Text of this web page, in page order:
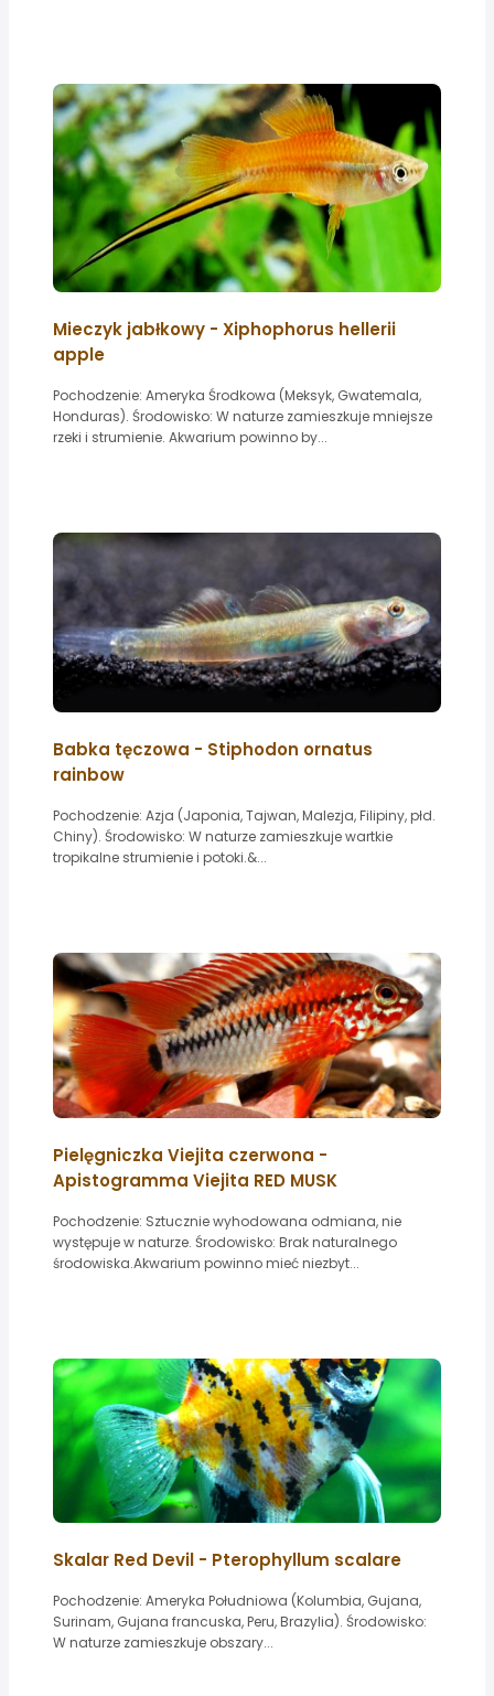
Mieczyk jabłkowy - Xiphophorus hellerii
apple
Pochodzenie: Ameryka Środkowa (Meksyk, Gwatemala,
Honduras). Środowisko: W naturze zamieszkuje mniejsze
rzeki i strumienie. Akwarium powinno by...
Babka tęczowa - Stiphodon ornatus
rainbow
Pochodzenie: Azja (Japonia, Tajwan, Malezja, Filipiny, płd.
Chiny). Środowisko: W naturze zamieszkuje wartkie
tropikalne strumienie i potoki.&...
Pielęgniczka Viejita czerwona -
Apistogramma Viejita RED MUSK
Pochodzenie: Sztucznie wyhodowana odmiana, nie
występuje w naturze. Środowisko: Brak naturalnego
środowiska.Akwarium powinno mieć niezbyt...
Skalar Red Devil - Pterophyllum scalare
Pochodzenie: Ameryka Południowa (Kolumbia, Gujana,
Surinam, Gujana francuska, Peru, Brazylia). Środowisko:
W naturze zamieszkuje obszary...